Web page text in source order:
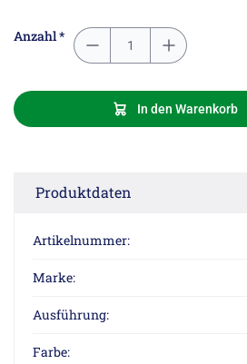
Anzahl *
In den Warenkorb
Produktdaten
Artikelnummer:
Marke:
Ausführung:
Farbe: